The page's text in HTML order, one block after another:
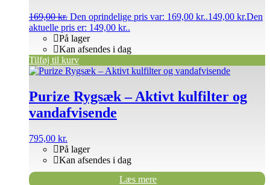
169,00kr. Den oprindelige pris var: 169,00 kr..149,00 kr.Den
aktuelle pris er: 149,00 kr..
På lager
Kan afsendes i dag
Tilføj til kurv
Purize Rygsæk – Aktivt kulfilter og
vandafvisende
795,00 kr.
På lager
Kan afsendes i dag
Læs mere